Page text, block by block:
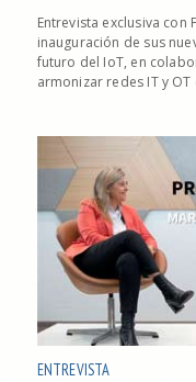
Entrevista exclusiva con
inauguración de sus
futuro del IoT, en
armonizar redes IT y
ENTREVISTA